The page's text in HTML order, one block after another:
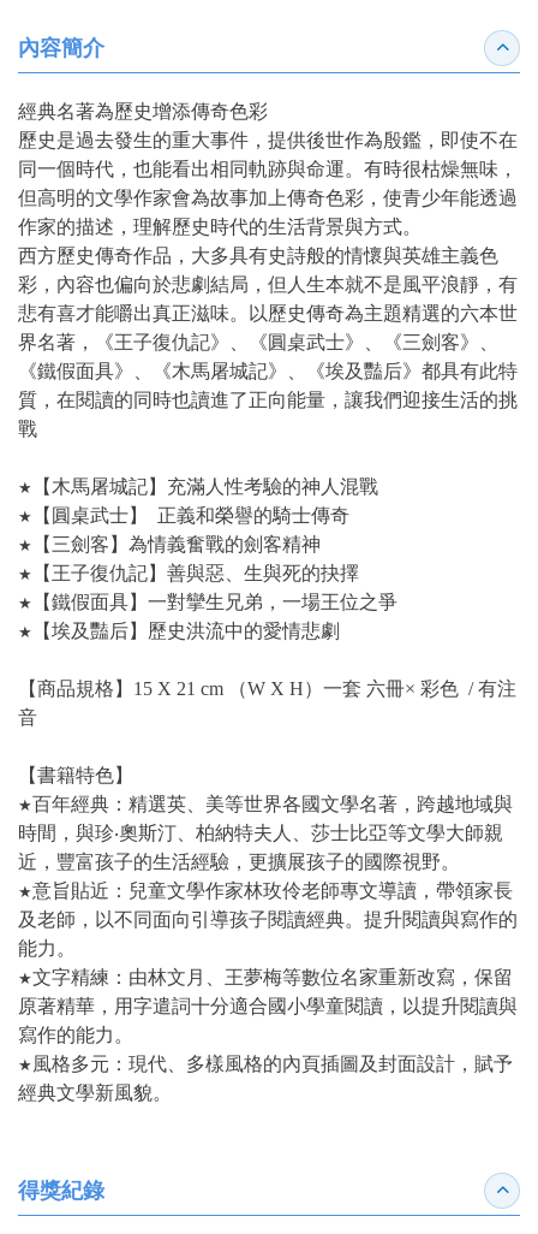
內容簡介 收合
經典名著為歷史增添傳奇色彩
歷史是過去發生的重大事件，提供後世作為殷鑑，即使不在
同一個時代，也能看出相同軌跡與命運。有時很枯燥無味，
但高明的文學作家會為故事加上傳奇色彩，使青少年能透過
作家的描述，理解歷史時代的生活背景與方式。
西方歷史傳奇作品，大多具有史詩般的情懷與英雄主義色
彩，內容也偏向於悲劇結局，但人生本就不是風平浪靜，有
悲有喜才能嚼出真正滋味。以歷史傳奇為主題精選的六本世
界名著，《王子復仇記》、《圓桌武士》、《三劍客》、
《鐵假面具》、《木馬屠城記》、《埃及豔后》都具有此特
質，在閱讀的同時也讀進了正向能量，讓我們迎接生活的挑
戰
★ 【木馬屠城記】充滿人性考驗的神人混戰
★ 【圓桌武士】 正義和榮譽的騎士傳奇
★ 【三劍客】為情義奮戰的劍客精神
★ 【王子復仇記】善與惡、生與死的抉擇
★ 【鐵假面具】一對攣生兄弟，一場王位之爭
★ 【埃及豔后】歷史洪流中的愛情悲劇
【商品規格】15 X 21 cm （W X H）一套 六冊× 彩色 / 有注
音
【書籍特色】
★百年經典：精選英、美等世界各國文學名著，跨越地域與
時間，與珍‧奧斯汀、柏納特夫人、莎士比亞等文學大師親
近，豐富孩子的生活經驗，更擴展孩子的國際視野。
★意旨貼近：兒童文學作家林玫伶老師專文導讀，帶領家長
及老師，以不同面向引導孩子閱讀經典。 提升閱讀與寫作的
能力。
★文字精練：由林文月、王夢梅等數位名家重新改寫，保留
原著精華，用字遣詞十分適合國小學童閱讀，以提升閱讀與
寫作的能力。
★風格多元：現代、多樣風格的內頁插圖及封面設計，賦予
經典文學新風貌。
得獎紀錄 收合